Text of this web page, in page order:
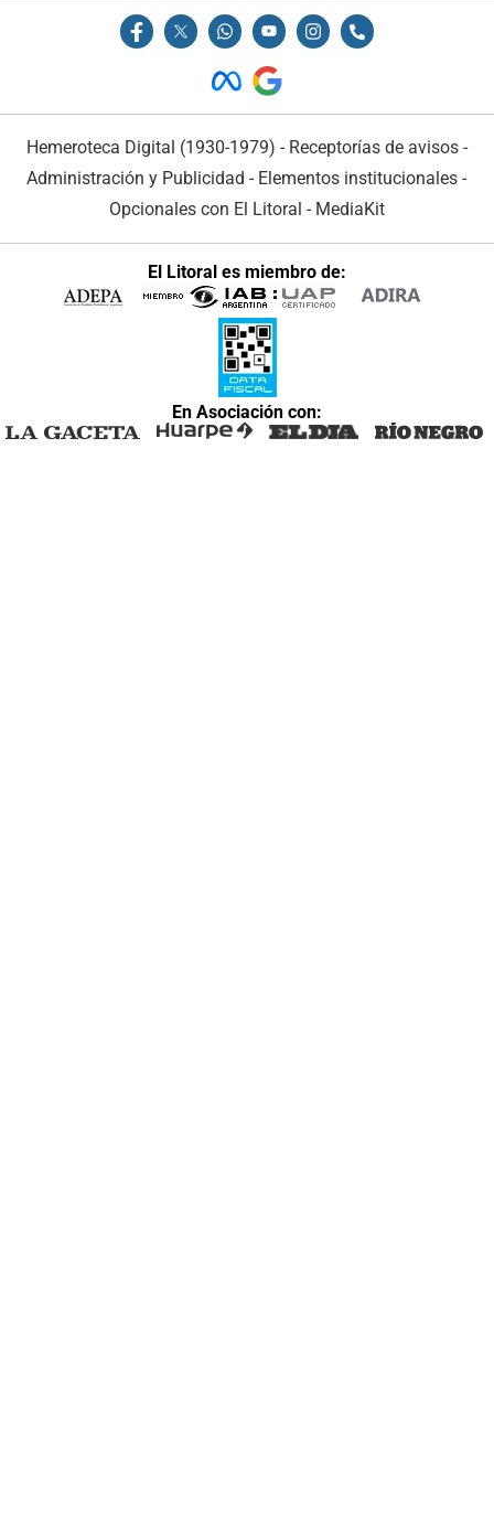
Hemeroteca Digital (1930-1979) - Receptorías de avisos -
Administración y Publicidad - Elementos institucionales -
Opcionales con El Litoral - MediaKit
El Litoral es miembro de:
En Asociación con: